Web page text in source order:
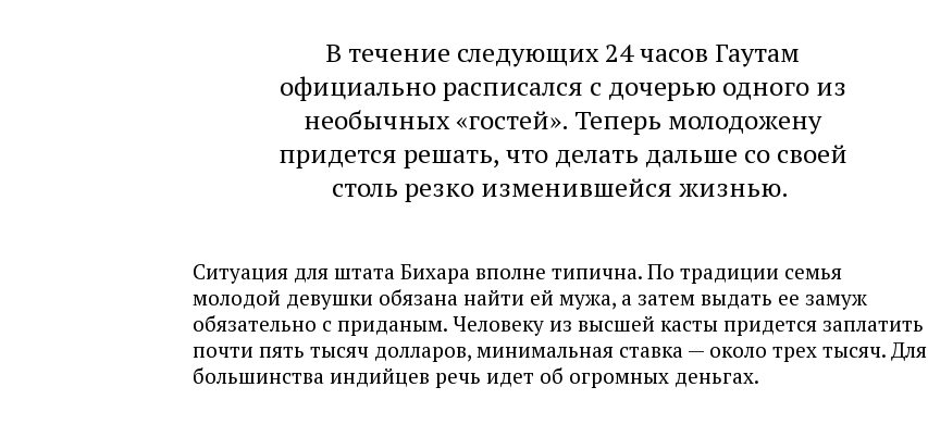
В течение следующих 24 часов Гаутам
официально расписался с дочерью одного из
необычных «гостей». Теперь молодожену
придется решать, что делать дальше со своей
столь резко изменившейся жизнью.
Ситуация для штата Бихара вполне типична. По традиции семья
молодой девушки обязана найти ей мужа, а затем выдать ее замуж
обязательно с приданым. Человеку из высшей касты придется заплатить
почти пять тысяч долларов, минимальная ставка — около трех тысяч. Для
большинства индийцев речь идет об огромных деньгах.